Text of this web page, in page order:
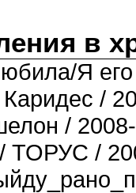
в
Я
/
/
/